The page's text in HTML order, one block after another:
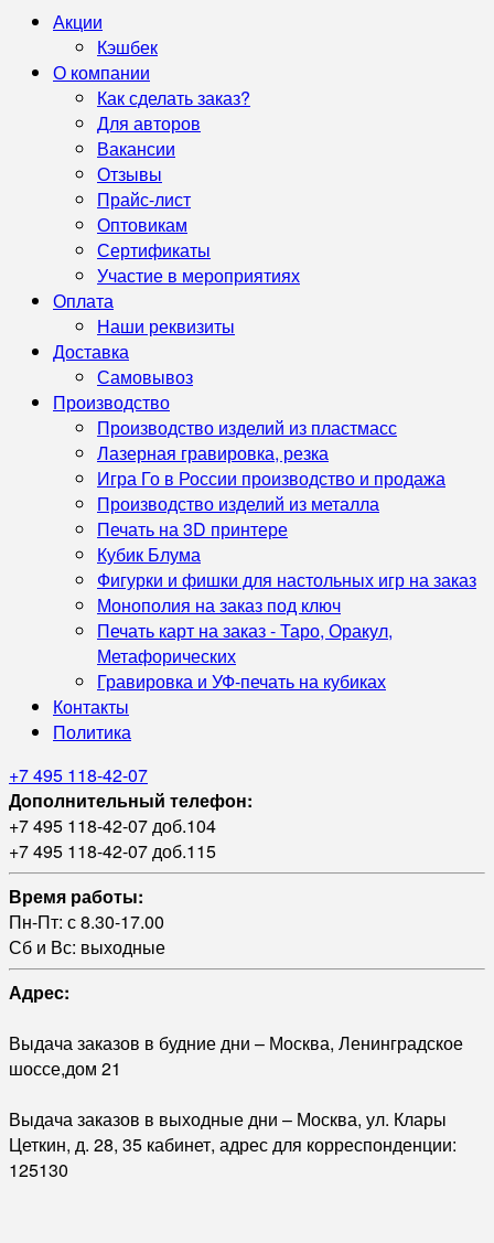
Акции
Кэшбек
О компании
Как сделать заказ?
Для авторов
Вакансии
Отзывы
Прайс-лист
Оптовикам
Сертификаты
Участие в мероприятиях
Оплата
Наши реквизиты
Доставка
Самовывоз
Производство
Производство изделий из пластмасс
Лазерная гравировка, резка
Игра Го в России производство и продажа
Производство изделий из металла
Печать на 3D принтере
Кубик Блума
Фигурки и фишки для настольных игр на заказ
Монополия на заказ под ключ
Печать карт на заказ - Таро, Оракул,
Метафорических
Гравировка и УФ‑печать на кубиках
Контакты
Политика
+7 495 118-42-07
Дополнительный телефон:
+7 495 118-42-07 доб.104
+7 495 118-42-07 доб.115
Время работы:
Пн-Пт: с 8.30-17.00
Сб и Вс: выходные
Адрес:
Выдача заказов в будние дни – Москва, Ленинградское
шоссе,дом 21
Выдача заказов в выходные дни – Москва, ул. Клары
Цеткин, д. 28, 35 кабинет, адрес для корреспонденции:
125130